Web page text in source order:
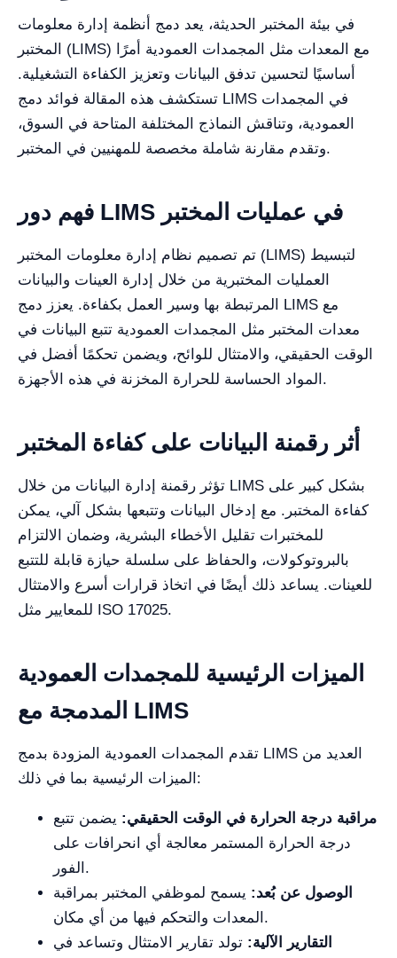
في بيئة المختبر الحديثة، يعد دمج أنظمة إدارة معلومات
المختبر (LIMS) مع المعدات مثل المجمدات العمودية أمرًا
أساسيًا لتحسين تدفق البيانات وتعزيز الكفاءة التشغيلية.
تستكشف هذه المقالة فوائد دمج LIMS في المجمدات
العمودية، وتناقش النماذج المختلفة المتاحة في السوق،
وتقدم مقارنة شاملة مخصصة للمهنيين في المختبر.
فهم دور LIMS في عمليات المختبر
تم تصميم نظام إدارة معلومات المختبر (LIMS) لتبسيط
العمليات المختبرية من خلال إدارة العينات والبيانات
المرتبطة بها وسير العمل بكفاءة. يعزز دمج LIMS مع
معدات المختبر مثل المجمدات العمودية تتبع البيانات في
الوقت الحقيقي، والامتثال للوائح، ويضمن تحكمًا أفضل في
المواد الحساسة للحرارة المخزنة في هذه الأجهزة.
أثر رقمنة البيانات على كفاءة المختبر
تؤثر رقمنة إدارة البيانات من خلال LIMS بشكل كبير على
كفاءة المختبر. مع إدخال البيانات وتتبعها بشكل آلي، يمكن
للمختبرات تقليل الأخطاء البشرية، وضمان الالتزام
بالبروتوكولات، والحفاظ على سلسلة حيازة قابلة للتتبع
للعينات. يساعد ذلك أيضًا في اتخاذ قرارات أسرع والامتثال
للمعايير مثل ISO 17025.
الميزات الرئيسية للمجمدات العمودية
المدمجة مع LIMS
تقدم المجمدات العمودية المزودة بدمج LIMS العديد من
الميزات الرئيسية بما في ذلك:
مراقبة درجة الحرارة في الوقت الحقيقي: يضمن تتبع
درجة الحرارة المستمر معالجة أي انحرافات على
الفور.
الوصول عن بُعد: يسمح لموظفي المختبر بمراقبة
المعدات والتحكم فيها من أي مكان.
التقارير الآلية: تولد تقارير الامتثال وتساعد في